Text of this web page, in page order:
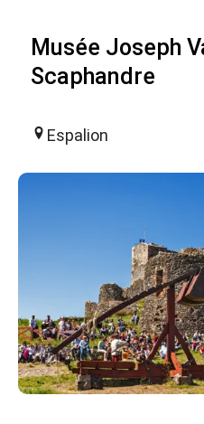
Musée Joseph
Scaphandre
Espalion